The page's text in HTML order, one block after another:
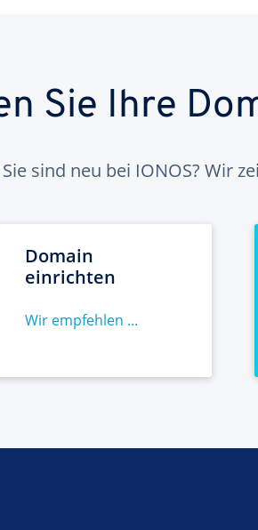
Sie Ihre
Sie sind neu bei IONOS? Wir
Domain
einrichten
Wir empfehlen ...